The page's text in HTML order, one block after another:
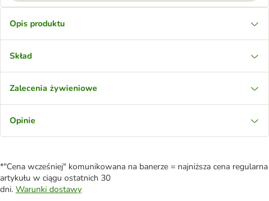
Opis produktu
Skład
Zalecenia żywieniowe
Opinie
*"Cena wcześniej" komunikowana na banerze = najniższa cena regularna
artykułu w ciągu ostatnich 30
dni. Warunki dostawy